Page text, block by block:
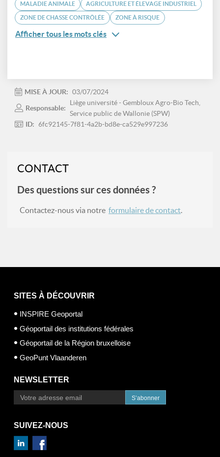
MALADIE ANIMALE AGRICULTURE ET ÉLEVAGE INDUSTRIEL
ZONE DE CHASSE CONTRÔLÉE ZONE À RISQUE
Afficher tous les mots clés
MISE À JOUR: 03/07/2024
Responsable:
Liège université - Gembloux Agro-Bio Tech,
Service public de Wallonie (SPW)
ID:
6fc92145-7f81-4a2b-bd8e-ca529e997236
CONTACT
Des questions sur ces données ?
Contactez-nous via notre formulaire de contact.
SITES À DÉCOUVRIR
INSPIRE Geoportal
Géoportail des institutions fédérales
Géoportail de la Région bruxelloise
GeoPunt Vlaanderen
NEWSLETTER
S’abonner
SUIVEZ-NOUS